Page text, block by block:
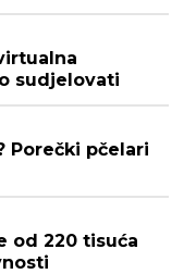
sudjelovati
Porečki pčelari
od 220 tisuća